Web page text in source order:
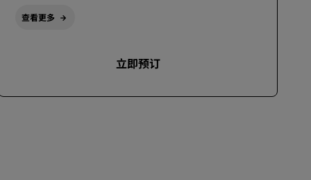
查看更多
立即预订